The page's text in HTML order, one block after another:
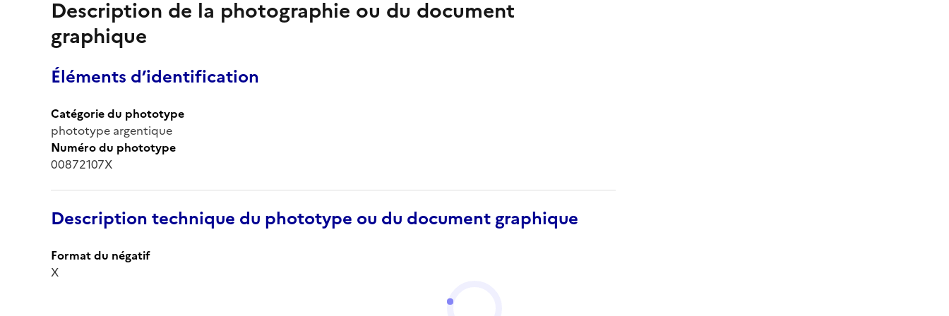
Description de la photographie ou du document
graphique
Éléments d’identification
Catégorie du phototype
phototype argentique
Numéro du phototype
00872107X
Description technique du phototype ou du document graphique
Format du négatif
X